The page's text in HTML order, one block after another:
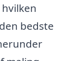
bedste